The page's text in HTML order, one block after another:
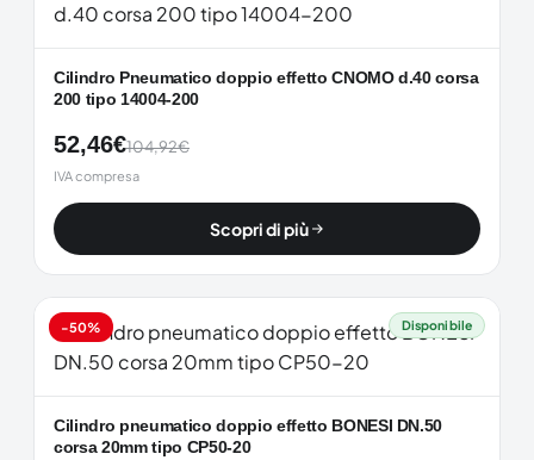
Cilindro Pneumatico doppio effetto CNOMO d.40 corsa
200 tipo 14004-200
52,46€104,92€
IVA compresa
Scopri di più
-50% Disponibile
Cilindro pneumatico doppio effetto BONESI DN.50
corsa 20mm tipo CP50-20